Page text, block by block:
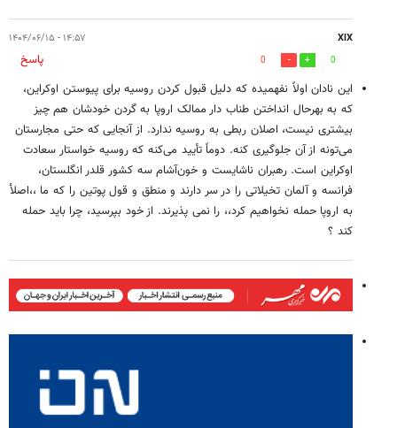
XlX ۱۴:۵۷ - ۱۴۰۴/۰۶/۱۵
0
0
پاسخ
این نادان اولاً نفهمیده که دلیل قبول کردن روسیه برای پیوستن اوکراین،
که به بهرحال انداختن طناب دار ممالک اروپا به گردن خودشان هم چیز
بیشتری نیست، اصلان ربطی به روسیه ندارد. از آنجایی که حتی مجارستان
می‌تونه از آن جلوگیری کنه. دوماً تأیید می‌کنه که روسیه خواستار سعادت
اوکراین است. رهبران ناشایست و خون‌آشام‌ سه کشور قلدر انگلستان،
فرانسه و آلمان تخیلاتی را در سر دارند و منطق و قول پوتین را که ما ،،اصلأ
به اروپا حمله نخواهیم کرد،، را نمی پذیرند. از خود بپرسید، چرا باید حمله
کند ؟